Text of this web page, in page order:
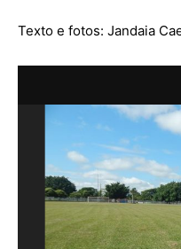
Texto e fotos: Jandaia